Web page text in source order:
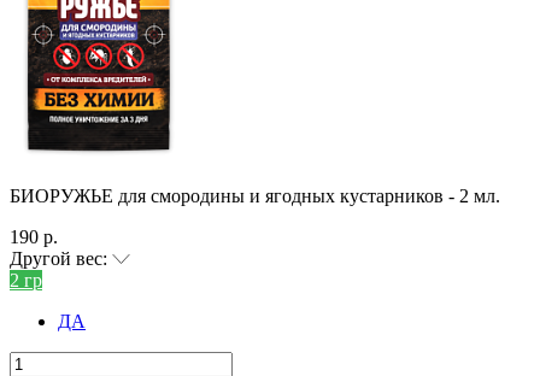
БИОРУЖЬЕ для смородины и ягодных кустарников - 2 мл.
190 р.
Другой вес:
2 гр
ДА